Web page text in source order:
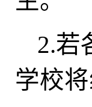
2.若
学校